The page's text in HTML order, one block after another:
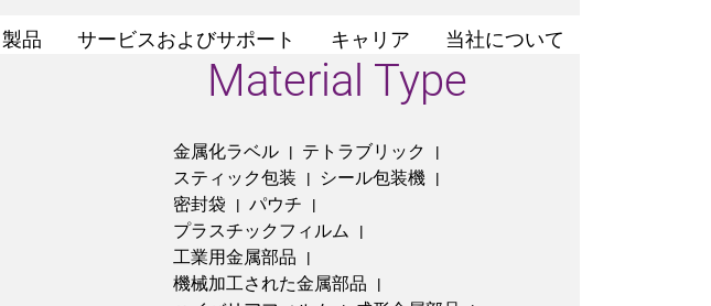
製品 サービスおよびサポート キャリア 当社について
Material Type
金属化ラベル | テトラブリック |
スティック包装 | シール包装機 |
密封袋 | パウチ |
プラスチックフィルム |
工業用金属部品 |
機械加工された金属部品 |